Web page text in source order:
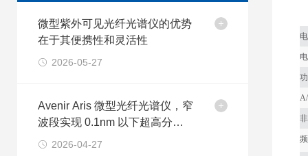
微型紫外可见光纤光谱仪的优势
在于其便携性和灵活性
2026-05-27
Avenir Aris 微型光纤光谱仪，窄
波段实现 0.1nm 以下超高分辨
率
2026-04-27